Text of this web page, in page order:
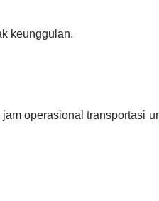
keunggulan.
operasional transportasi